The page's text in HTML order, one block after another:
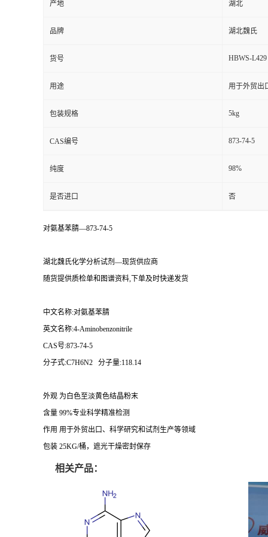
产地 湖北
品牌 湖北魏氏
货号 HBWS-L429
用途 用于外贸出
包装规格 5kg
CAS编号 873-74-5
纯度 98%
是否进口 否
对氨基苯腈—873-74-5
湖北魏氏化学分析试剂—现货供应商
随货提供质检单和图谱资料,下单及时快递发货
中文名称:对氨基苯腈
英文名称:4-Aminobenzonitrile
CAS号:873-74-5
分子式:C7H6N2 分子量:118.14
外观 为白色至淡黄色结晶粉末
含量 99%专业科学精准检测
作用 用于外贸出口、科学研究和试剂生产等领域
包装 25KG/桶，遮光干燥密封保存
相关产品：